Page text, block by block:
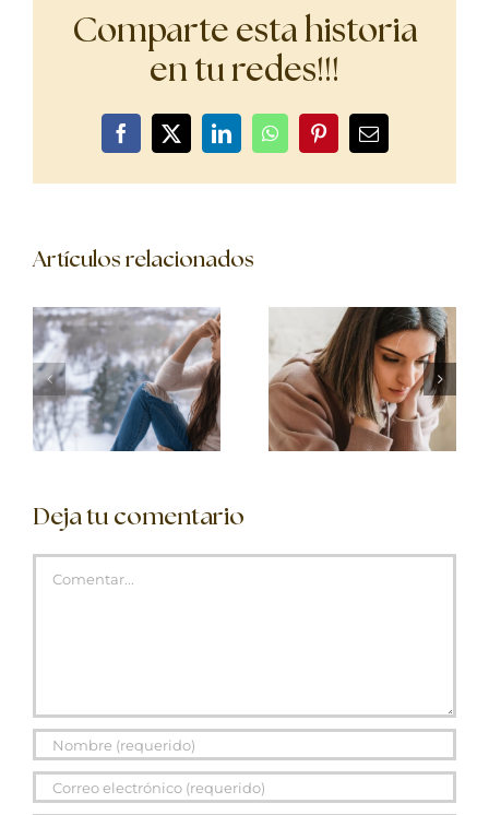
Comparte esta historia
en tu redes!!!
Facebook
X LinkedInWhatsAppPinterestCorreo
Artículos relacionados
Deja tu comentario